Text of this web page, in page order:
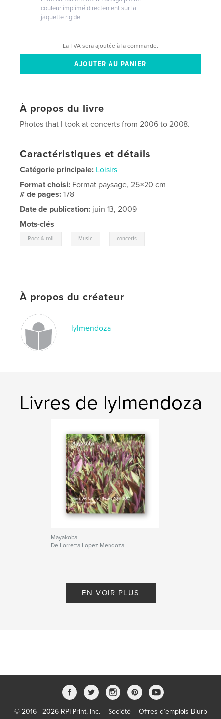
couleur imprimé directement sur la
jaquette rigide
La TVA sera ajoutée à la commande.
À propos du livre
Photos that I took at concerts from 2006 to 2008.
Caractéristiques et détails
Catégorie principale: Loisirs
Format choisi: Format paysage, 25×20 cm
# de pages:178
Date de publication: juin 13, 2009
Mots-clés
Rock & roll Music concerts
À propos du créateur
lylmendoza
Livres de lylmendoza
Mayakoba
De Lorretta Lopez Mendoza
EN VOIR PLUS
© 2016 - 2026 RPI Print, Inc. Société Offres d’emplois Blurb